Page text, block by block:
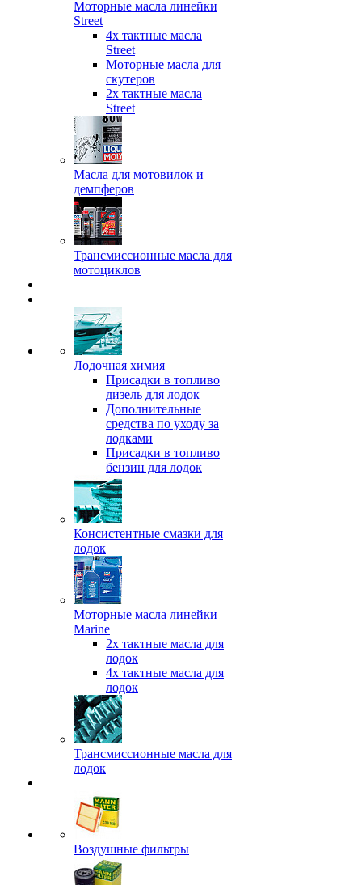
Моторные масла линейки
Street
4х тактные масла
Street
Моторные масла для
скутеров
2х тактные масла
Street
Масла для мотовилок и
демпферов
Трансмиссионные масла для
мотоциклов
Лодочная химия
Присадки в топливо
дизель для лодок
Дополнительные
средства по уходу за
лодками
Присадки в топливо
бензин для лодок
Консистентные смазки для
лодок
Моторные масла линейки
Marine
2х тактные масла для
лодок
4х тактные масла для
лодок
Трансмиссионные масла для
лодок
Воздушные фильтры